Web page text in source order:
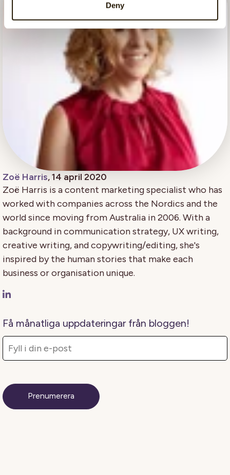
Deny
Zoë Harris, 14 april 2020
Zoë Harris is a content marketing specialist who has
worked with companies across the Nordics and the
world since moving from Australia in 2006. With a
background in communication strategy, UX writing,
creative writing, and copywriting/editing, she's
inspired by the human stories that make each
business or organisation unique.
Få månatliga uppdateringar från bloggen!